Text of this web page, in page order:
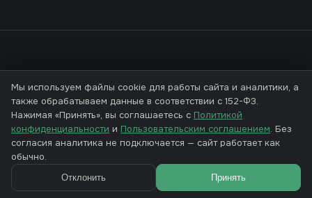
3D PrintCraft
Генераторы 3D-моделей для печати. STL и 3MF — прямо в
браузере.
ГЕНЕРАТОРЫ
3D Name Craft
Desk Stand
Мы используем файлы cookie для работы сайта и аналитики, а
также обрабатываем данные в соответствии с 152-ФЗ.
Нажимая «Принять», вы соглашаетесь с Политикой
конфиденциальности и Пользовательским соглашением. Без
согласия аналитика не подключается — сайт работает как
обычно.
Отклонить Принять